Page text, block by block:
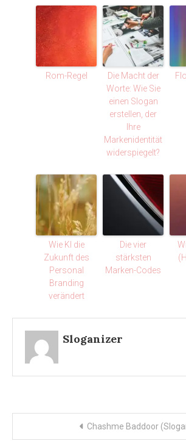
Rom-Regel
Die Macht der
Worte: Wie Sie
einen Slogan
erstellen, der
Ihre
Markenidentität
widerspiegelt?
Wie KI die
Zukunft des
Personal
Branding
verändert
Die vier
stärksten
Marken-Codes
Sloganizer
Chashme Baddoor